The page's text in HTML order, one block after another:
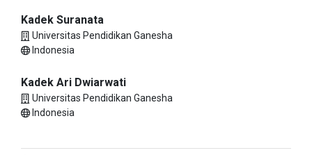
Kadek Suranata
Universitas Pendidikan Ganesha
Indonesia
Kadek Ari Dwiarwati
Universitas Pendidikan Ganesha
Indonesia